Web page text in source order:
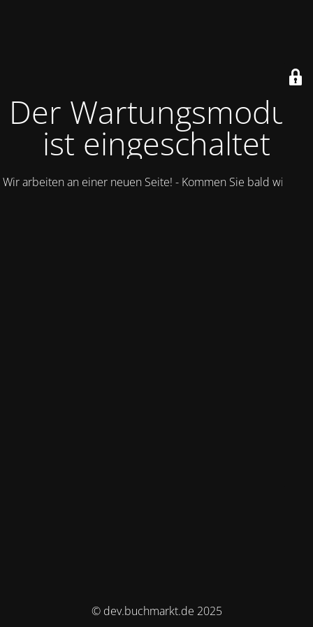
Der Wartungsmodus
ist eingeschaltet
Wir arbeiten an einer neuen Seite! - Kommen Sie bald wieder.
© dev.buchmarkt.de 2025